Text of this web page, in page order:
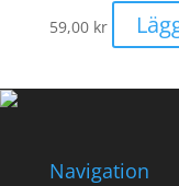
59,00 kr
Navigation